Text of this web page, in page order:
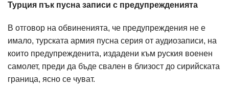
Турция пък пусна записи с предупрежденията
В отговор на обвиненията, че предупреждения не е
имало, турската армия пусна серия от аудиозаписи, на
които предупрежденита, издадени към руския военен
самолет, преди да бъде свален в близост до сирийската
граница, ясно се чуват.